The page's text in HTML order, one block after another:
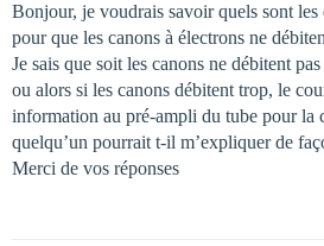
Bonjour, je voudrais savoir quels sont les
pour que les canons à électrons ne
Je sais que soit les canons ne débitent
ou alors si les canons débitent trop, le
information au pré-ampli du tube pour la
quelqu’un pourrait t-il m’expliquer de
Merci de vos réponses